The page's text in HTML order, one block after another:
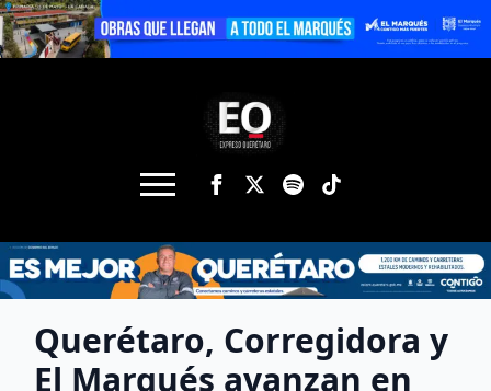
Querétaro, Corregidora y
El Marqués avanzan en